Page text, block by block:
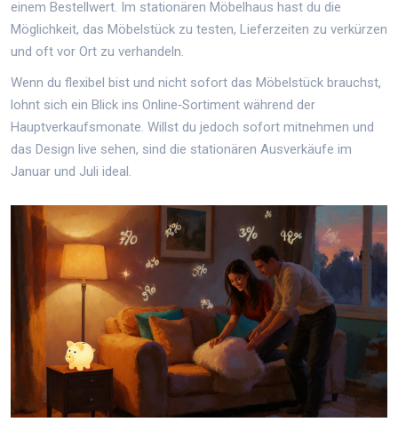
einem Bestellwert. Im stationären Möbelhaus hast du die
Möglichkeit, das Möbelstück zu testen, Lieferzeiten zu verkürzen
und oft vor Ort zu verhandeln.
Wenn du flexibel bist und nicht sofort das Möbelstück brauchst,
lohnt sich ein Blick ins Online‑Sortiment während der
Hauptverkaufsmonate. Willst du jedoch sofort mitnehmen und
das Design live sehen, sind die stationären Ausverkäufe im
Januar und Juli ideal.